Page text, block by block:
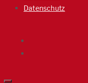
Datenschutz